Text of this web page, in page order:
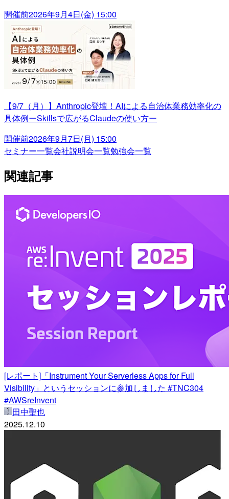
開催前2026年9月4日(金) 15:00
【9/7（月）】Anthropic登壇！AIによる自治体業務効率化の
具体例ーSkillsで広がるClaudeの使い方ー
開催前2026年9月7日(月) 15:00
セミナー一覧会社説明会一覧勉強会一覧
関連記事
[レポート]「Instrument Your Serverless Apps for Full
Visibility」というセッションに参加しました #TNC304
#AWSreInvent
田中聖也
2025.12.10